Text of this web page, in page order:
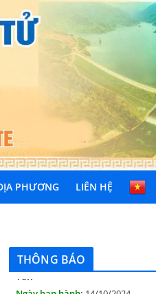
PHƯƠNG LIÊN HỆ
THÔNG BÁO
THÔNG BÁO Niêm yết danh
Yên